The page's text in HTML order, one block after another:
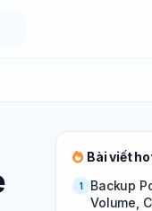
Bài viết
1
Backup
Volume,